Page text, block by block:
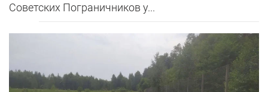
Советских Пограничников у...